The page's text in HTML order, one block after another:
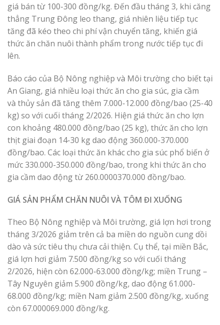
giá bán từ 100-300 đồng/kg. Đến đầu tháng 3, khi căng
thẳng Trung Đông leo thang, giá nhiên liệu tiếp tục
tăng đã kéo theo chi phí vận chuyển tăng, khiến giá
thức ăn chăn nuôi thành phẩm trong nước tiếp tục đi
lên.
Báo cáo của Bộ Nông nghiệp và Môi trường cho biết tại
An Giang, giá nhiều loại thức ăn cho gia súc, gia cầm
và thủy sản đã tăng thêm 7.000-12.000 đồng/bao (25-40
kg) so với cuối tháng 2/2026. Hiện giá thức ăn cho lợn
con khoảng 480.000 đồng/bao (25 kg), thức ăn cho lợn
thịt giai đoạn 14-30 kg dao động 360.000-370.000
đồng/bao. Các loại thức ăn khác cho gia súc phổ biến ở
mức 330.000-350.000 đồng/bao, trong khi thức ăn cho
gia cầm dao động từ 260.0000370.000 đồng/bao.
GIÁ SẢN PHẨM CHĂN NUÔI VÀ TÔM ĐI XUỐNG
Theo Bộ Nông nghiệp và Môi trường, giá lợn hơi trong
tháng 3/2026 giảm trên cả ba miền do nguồn cung dồi
dào và sức tiêu thụ chưa cải thiện. Cụ thể, tại miền Bắc,
giá lợn hơi giảm 7.500 đồng/kg so với cuối tháng
2/2026, hiện còn 62.000-63.000 đồng/kg; miền Trung –
Tây Nguyên giảm 5.900 đồng/kg, dao động 61.000-
68.000 đồng/kg; miền Nam giảm 2.500 đồng/kg, xuống
còn 67.000069.000 đồng/kg.